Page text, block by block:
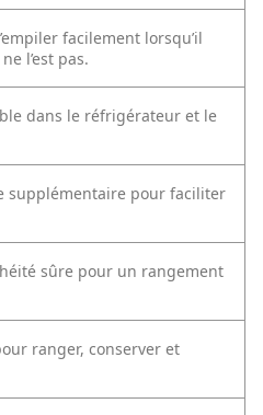
facilement lorsqu’il
l’est pas.
dans le réfrigérateur et le
supplémentaire pour faciliter
sûre pour un rangement
ranger, conserver et